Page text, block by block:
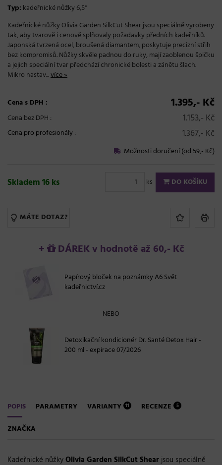
Typ: kadeřnické nůžky 6,5"
Kadeřnické nůžky Olivia Garden SilkCut Shear jsou speciálně vyrobeny
tak, aby tvarově i cenově splňovaly požadavky předních kadeřníků.
Japonská tvrzená ocel, broušená diamantem, poskytuje precizní střih
bez kompromisů. Nůžky skvěle padnou do ruky, mají zaoblenou špičku
a jejich speciální tvar předchází chronické bolesti a zánětu šlach.
Mikro nastav...více »
Cena s DPH : 1.395,- Kč
Cena bez DPH : 1.153,- Kč
Cena pro profesionály: 1.367,- Kč
Možnosti doručení (od 59,- Kč)
Skladem 16 ks ks DO KOŠÍKU
MÁTE DOTAZ?
+ DÁREK v hodnotě až 60,- Kč
Papírový bloček na poznámky A6 Svět
kadeřnictví.cz
NEBO
Detoxikační kondicionér Dr. Santé Detox Hair -
200 ml - expirace 07/2026
POPIS PARAMETRY VARIANTY 11 RECENZE 5
ZNAČKA
Kadeřnické nůžkyOlivia Garden SilkCut Shearjsou speciálně